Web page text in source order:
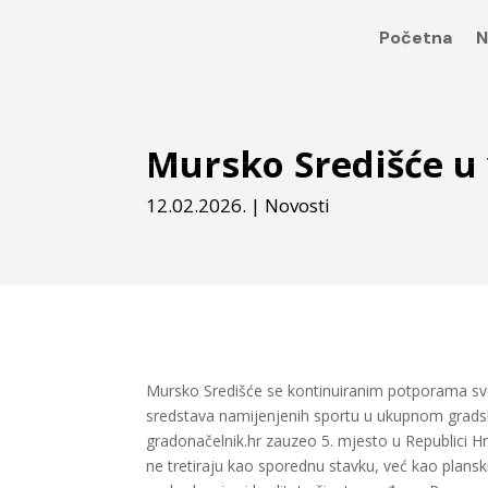
Početna
Mursko Središće
12.02.2026. | Novosti
Mursko Središće se kontinuiranim potporama
sredstava namijenjenih sportu u ukupnom
gradonačelnik.hr zauzeo 5. mjesto u Republici
ne tretiraju kao sporednu stavku, već kao